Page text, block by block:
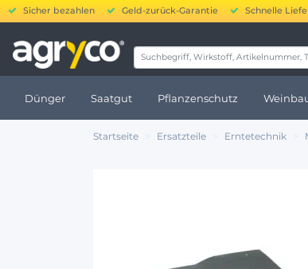
Sicher bezahlen Geld-zurück-Garantie Schnelle
Dünger Saatgut Pflanzenschutz
Startseite Ersatzteile Erntetechnik